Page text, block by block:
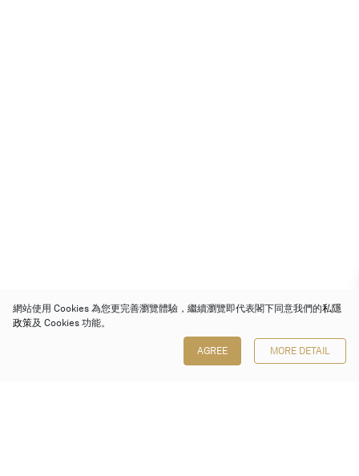
網站使用 Cookies 為您更完善瀏覽體驗，繼續瀏覽即代表閣下同意我們的私隱
政策及 Cookies 功能。
AGREE MORE DETAIL